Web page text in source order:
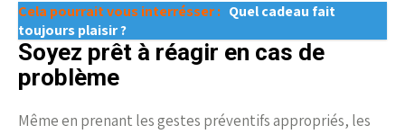
Cela pourrait vous interrésser : Quel cadeau fait
toujours plaisir ?
Soyez prêt à réagir en cas de
problème
Même en prenant les gestes préventifs appropriés, les